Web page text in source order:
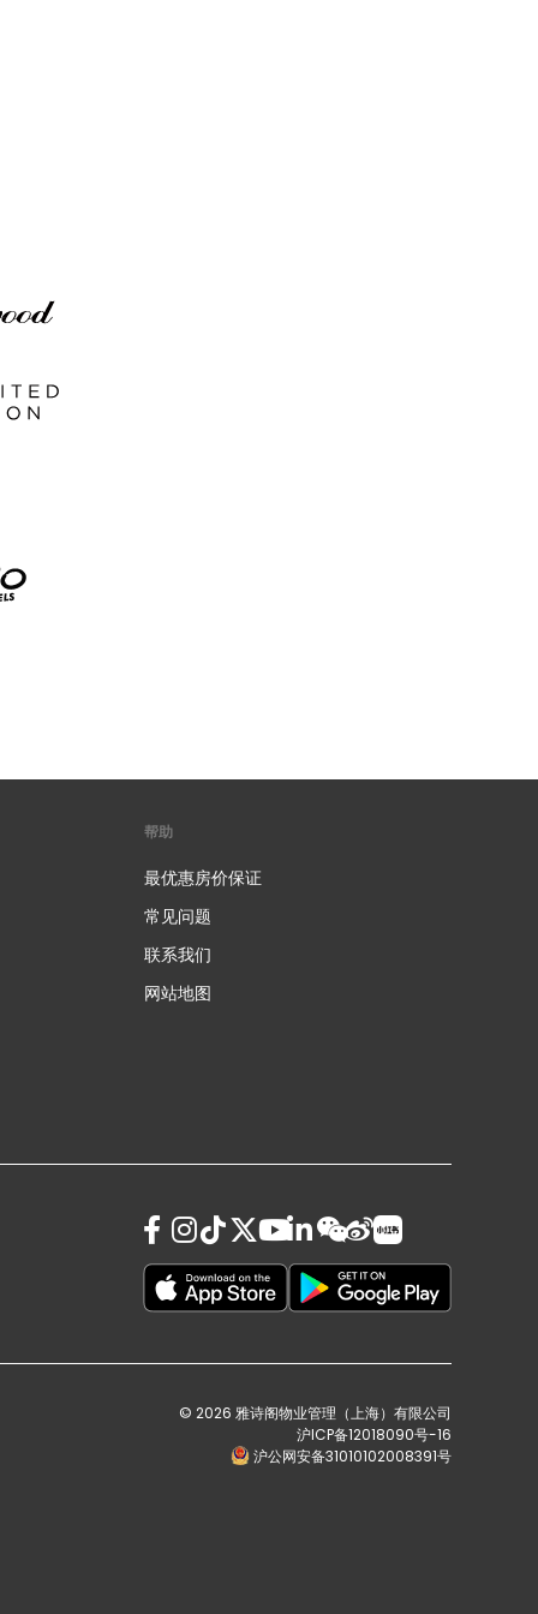
帮助
最优惠房价保证
常见问题
联系我们
网站地图
© 2026 雅诗阁物业管理（上海）有限公司
沪ICP备12018090号-16
沪公网安备31010102008391号